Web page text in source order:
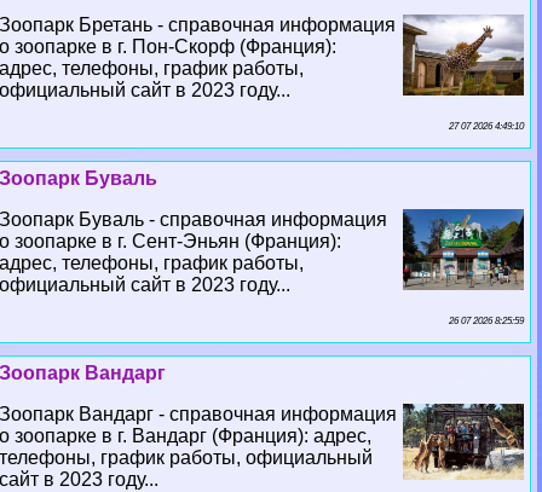
Зоопарк Бретань - справочная информация
о зоопарке в г. Пон-Скорф (Франция):
адрес, телефоны, график работы,
официальный сайт в 2023 году...
27 07 2026 4:49:10
Зоопарк Буваль
Зоопарк Буваль - справочная информация
о зоопарке в г. Сент-Эньян (Франция):
адрес, телефоны, график работы,
официальный сайт в 2023 году...
26 07 2026 8:25:59
Зоопарк Вандарг
Зоопарк Вандарг - справочная информация
о зоопарке в г. Вандарг (Франция): адрес,
телефоны, график работы, официальный
сайт в 2023 году...